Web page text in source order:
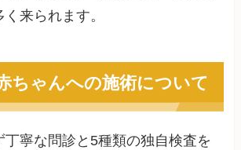
来られます。
ちゃんへの施術について
丁寧な問診と5種類の独自検査を